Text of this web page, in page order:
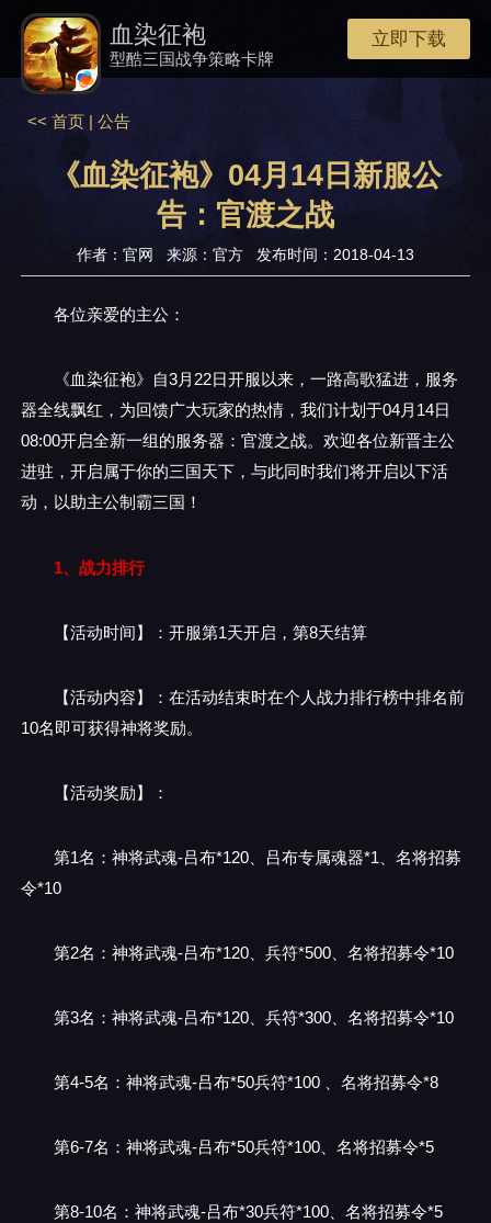
血染征袍
型酷三国战争策略卡牌
立即下载
<< 首页| 公告
《血染征袍》04月14日新服公
告：官渡之战
作者：官网 来源：官方 发布时间：2018-04-13
各位亲爱的主公：
《血染征袍》自3月22日开服以来，一路高歌猛进，服务
器全线飘红，为回馈广大玩家的热情，我们计划于04月14日
08:00开启全新一组的服务器：官渡之战。欢迎各位新晋主公
进驻，开启属于你的三国天下，与此同时我们将开启以下活
动，以助主公制霸三国！
1、战力排行
【活动时间】：开服第1天开启，第8天结算
【活动内容】：在活动结束时在个人战力排行榜中排名前
10名即可获得神将奖励。
【活动奖励】：
第1名：神将武魂-吕布*120、吕布专属魂器*1、名将招募
令*10
第2名：神将武魂-吕布*120、兵符*500、名将招募令*10
第3名：神将武魂-吕布*120、兵符*300、名将招募令*10
第4-5名：神将武魂-吕布*50兵符*100 、名将招募令*8
第6-7名：神将武魂-吕布*50兵符*100、名将招募令*5
第8-10名：神将武魂-吕布*30兵符*100、名将招募令*5